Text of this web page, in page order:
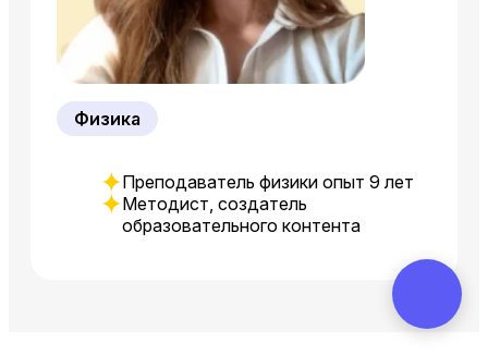
Физика
Преподаватель физики опыт 9 лет
Методист, создатель
образовательного контента